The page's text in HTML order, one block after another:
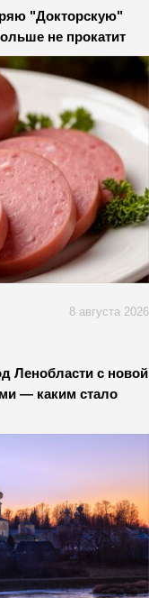
"Докторскую"
не прокатит
8 августа 2026
Ленобласти с новой
— каким стало